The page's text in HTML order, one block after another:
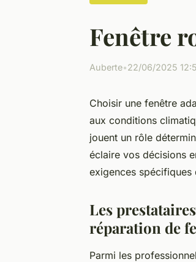
Fenêtre
Auberte•22/06/2025
Choisir une fenêtre
aux conditions
jouent un rôle
éclaire vos décisions
exigences spécifiques
Les
réparation de
Parmi les